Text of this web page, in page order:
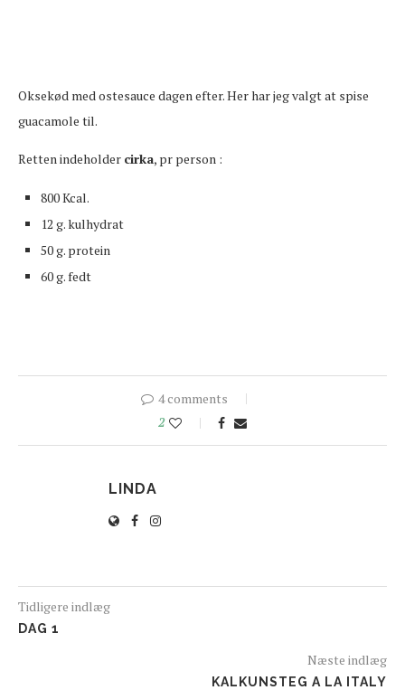
Oksekød med ostesauce dagen efter. Her har jeg valgt at spise
guacamole til.
Retten indeholder cirka, pr person :
800 Kcal.
12 g. kulhydrat
50 g. protein
60 g. fedt
4 comments
2
LINDA
Tidligere indlæg
DAG 1
Næste indlæg
KALKUNSTEG A LA ITALY